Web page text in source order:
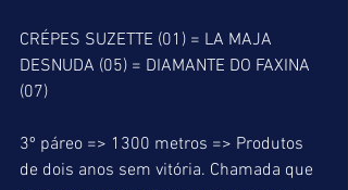
CRÉPES SUZETTE (01) = LA MAJA
DESNUDA (05) = DIAMANTE DO FAXINA
(07)
3º páreo => 1300 metros => Produtos
de dois anos sem vitória. Chamada que